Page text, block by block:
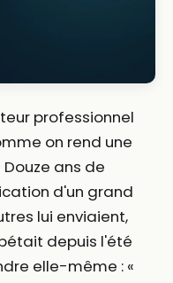
professionnel
on rend une
Douze ans de
d'un grand
lui enviaient,
depuis l'été
elle-même : «